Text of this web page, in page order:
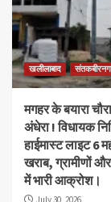
खलीलाबाद
मगहर के बयारा
अंधेरा ! विधायक
हाईमास्ट लाइट 6
खराब, ग्रामीणों
में भारी आक्रोश।
July 30, 2026